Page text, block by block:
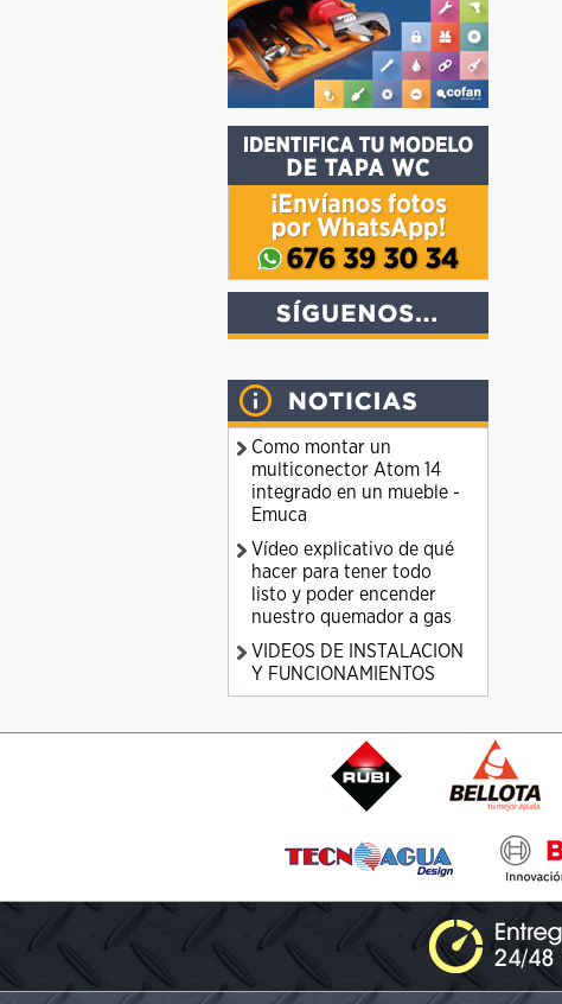
Como montar un
multiconector Atom 14
integrado en un mueble -
Emuca
Vídeo explicativo de qué
hacer para tener todo
listo y poder encender
nuestro quemador a gas
VIDEOS DE INSTALACION
Y FUNCIONAMIENTOS